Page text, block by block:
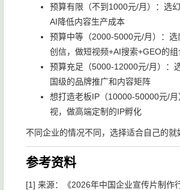
预算有限（不到1000元/月）：选
AI降低内容生产成本
预算中等（2000-5000元/月）：选
创信，做短视频+AI搜索+GEO的组
预算充足（5000-12000元/月）：
国级的品牌推广和内容矩阵
想打造老板IP（10000-50000元/
视，做高端定制的IP孵化
不同企业的情况不同，选择适合自己的就
参考资料
[1] 来源：《2026年中国企业宣传片制作